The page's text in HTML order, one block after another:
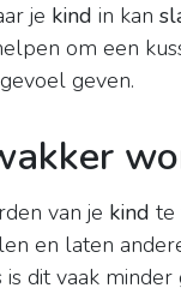
je kind in kan
om een
geven.
van je kind te
en laten
dit vaak minder